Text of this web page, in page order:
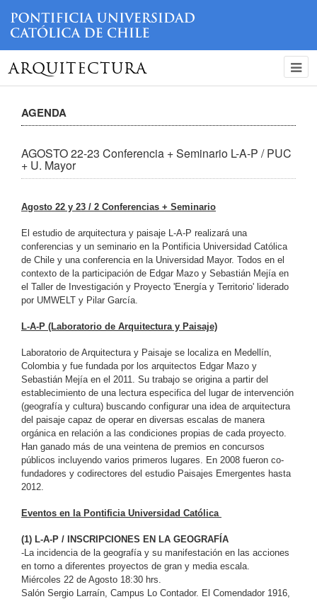
ARQUITECTURA
AGENDA
AGOSTO 22-23 Conferencia + Seminario L-A-P / PUC
+ U. Mayor
Agosto 22 y 23 / 2 Conferencias + Seminario
El estudio de arquitectura y paisaje L-A-P realizará una
conferencias y un seminario en la Pontificia Universidad Católica
de Chile y una conferencia en la Universidad Mayor. Todos en el
contexto de la participación de Edgar Mazo y Sebastián Mejía en
el Taller de Investigación y Proyecto 'Energía y Territorio' liderado
por UMWELT y Pilar García.
L-A-P (Laboratorio de Arquitectura y Paisaje)
Laboratorio de Arquitectura y Paisaje se localiza en Medellín,
Colombia y fue fundada por los arquitectos Edgar Mazo y
Sebastián Mejía en el 2011. Su trabajo se origina a partir del
establecimiento de una lectura especifica del lugar de intervención
(geografía y cultura) buscando configurar una idea de arquitectura
del paisaje capaz de operar en diversas escalas de manera
orgánica en relación a las condiciones propias de cada proyecto.
Han ganado más de una veintena de premios en concursos
públicos incluyendo varios primeros lugares. En 2008 fueron co-
fundadores y codirectores del estudio Paisajes Emergentes hasta
2012.
Eventos en la Pontificia Universidad Católica
(1) L-A-P / INSCRIPCIONES EN LA GEOGRAFÍA
-La incidencia de la geografía y su manifestación en las acciones
en torno a diferentes proyectos de gran y media escala.
Miércoles 22 de Agosto 18:30 hrs.
Salón Sergio Larraín, Campus Lo Contador. El Comendador 1916,